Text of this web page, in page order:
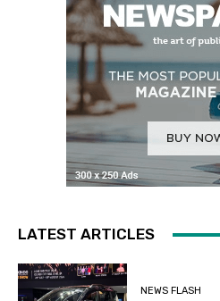
LATEST ARTICLES
NEWS FLASH